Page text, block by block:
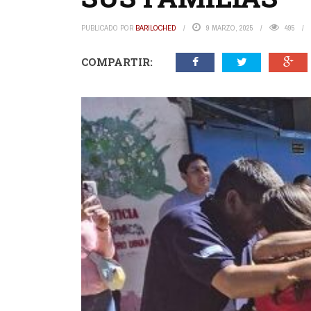
PUBLICADO POR BARILOCHED 9 MARZO, 2025 495
COMPARTIR: